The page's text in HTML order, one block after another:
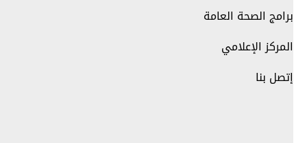
برامج الصحة العامة
المركز الإعلامي
إتصل بنا